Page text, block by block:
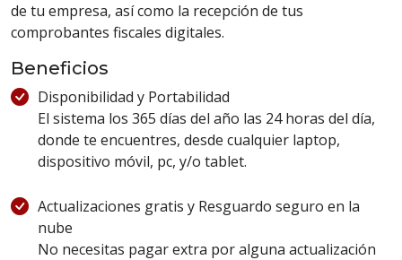
de tu empresa, así como la recepción de tus
comprobantes fiscales digitales.
Beneficios
Disponibilidad y Portabilidad
El sistema los 365 días del año las 24 horas del día,
donde te encuentres, desde cualquier laptop,
dispositivo móvil, pc, y/o tablet.
Actualizaciones gratis y Resguardo seguro en la
nube
No necesitas pagar extra por alguna actualización